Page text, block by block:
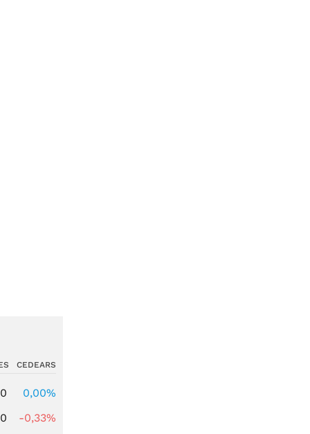
CEDEARS
0,00%
-0,33%